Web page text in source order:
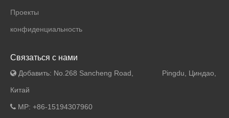
Проекты
конфиденциальность
Связаться с нами
 Добавить: No.268 Sancheng Road, Pingdu, Циндао,
Китай
 MP: +86-15194307960